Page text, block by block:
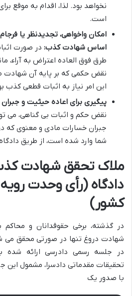
نخواهد بود. لذا، اقدام به موقع
است.
امکان واخواهی، تجدیدنظر یا
اساس شهادت کذب: در صورت
طرق فوق العاده اعتراض به آراء،
نقض حکمی که بر پایه آن شهادت
این امر نیاز به اثبات قطعی کذب
پیگیری برای اعاده حیثیت و
نقض حکم و اثبات بی گناهی، می
جبران خسارات مادی و معنوی که
شما وارد شده است، از طریق
ملاک تحقق شهادت
دادگاه (رأی وحدت
کشور)
در گذشته، برخی حقوقدانان و محاکم
شهادت دروغ تنها در صورتی محقق می
در جلسه رسمی دادرسی ارائه شده
تحقیقات مقدماتی دادسرا، مشمول این
با صدور یک